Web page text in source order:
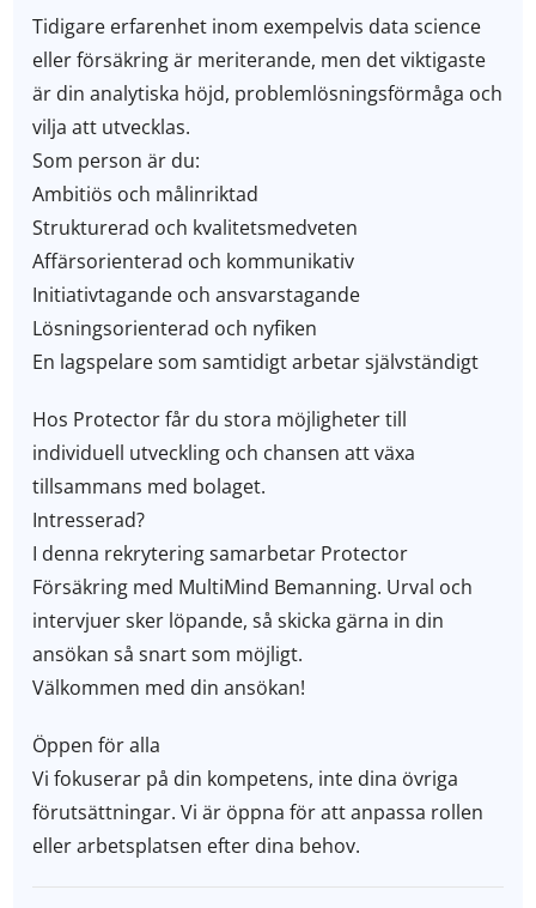
Tidigare erfarenhet inom exempelvis data science
eller försäkring är meriterande, men det viktigaste
är din analytiska höjd, problemlösningsförmåga och
vilja att utvecklas.
Som person är du:
Ambitiös och målinriktad
Strukturerad och kvalitetsmedveten
Affärsorienterad och kommunikativ
Initiativtagande och ansvarstagande
Lösningsorienterad och nyfiken
En lagspelare som samtidigt arbetar självständigt
Hos Protector får du stora möjligheter till
individuell utveckling och chansen att växa
tillsammans med bolaget.
Intresserad?
I denna rekrytering samarbetar Protector
Försäkring med MultiMind Bemanning. Urval och
intervjuer sker löpande, så skicka gärna in din
ansökan så snart som möjligt.
Välkommen med din ansökan!
Öppen för alla
Vi fokuserar på din kompetens, inte dina övriga
förutsättningar. Vi är öppna för att anpassa rollen
eller arbetsplatsen efter dina behov.